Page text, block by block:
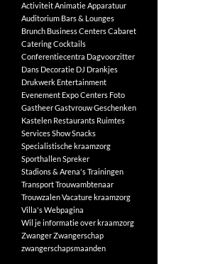
ActiviteitAnimatieApparatuur
Auditorium Bars & Lounges
Brunch Business CentersCabaret
CateringCocktails
Conferentiecentra Dagvoorzitter
Dans Decoratie DJ Drankjes
Drukwerk Entertainment
Evenement Expo Centers Foto
GastheerGastvrouwGeschenken
Kastelen Restaurants Ruimtes
ServicesShowSnacks
Specialistische kraamzorg
SporthallenSpreker
Stadions & Arena'sTrainingen
TransportTrouwambtenaar
TrouwzalenVacature kraamzorg
Villa'sWebpagina
Wil je informatie over kraamzorg
ZwangerZwangerschap
zwangerschapsmaanden